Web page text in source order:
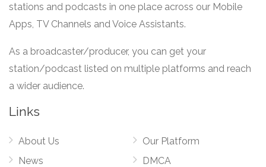
stations and podcasts in one place across our Mobile
Apps, TV Channels and Voice Assistants.
As a broadcaster/producer, you can get your
station/podcast listed on multiple platforms and reach
a wider audience.
Links
About Us
News
Our Platform
DMCA